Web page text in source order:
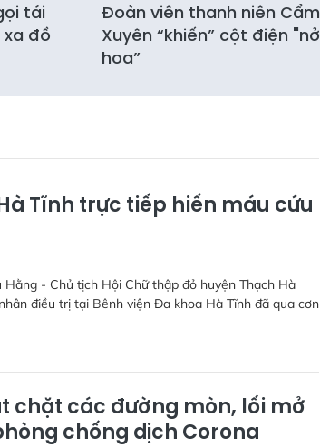
tái
xa đồ
Đoàn viên thanh niên Cẩm
Xuyên “khiến” cột điện "nở
hoa”
Tĩnh trực tiếp hiến máu cứu
Hằng - Chủ tịch Hội Chữ thập đỏ huyện Thạch Hà
điều trị tại Bênh viện Đa khoa Hà Tĩnh đã qua cơn
chặt các đường mòn, lối mở
chống dịch Corona